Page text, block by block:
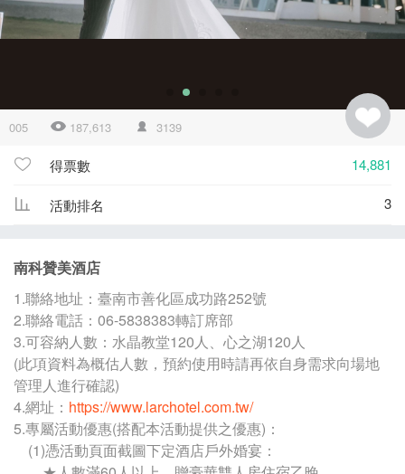
005 187,613 3139
得票數 14,881
活動排名 3
南科贊美酒店
1.聯絡地址：臺南市善化區成功路252號
2.聯絡電話：06-5838383轉訂席部
3.可容納人數：水晶教堂120人、心之湖120人
(此項資料為概估人數，預約使用時請再依自身需求向場地
管理人進行確認)
4.網址： https://www.larchotel.com.tw/
5.專屬活動優惠(搭配本活動提供之優惠)：
(1)憑活動頁面截圖下定酒店戶外婚宴：